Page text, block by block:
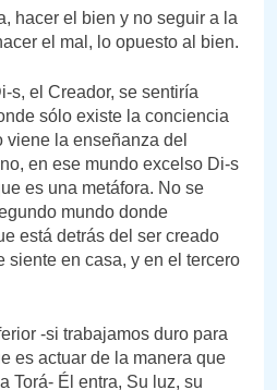
hacer el bien y no seguir a la
el mal, lo opuesto al bien.
s, el Creador, se sentiría
sólo existe la conciencia
viene la enseñanza del
en ese mundo excelso Di-s
es una metáfora. No se
mundo donde
está detrás del ser creado
siente en casa, y en el tercero
-si trabajamos duro para
es actuar de la manera que
Torá- Él entra, Su luz, su